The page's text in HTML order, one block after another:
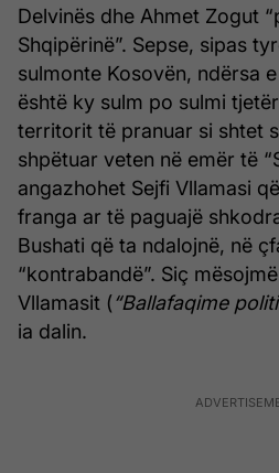
Delvinës dhe Ahmet Zogut
Shqipërinë”. Sepse, sipas
sulmonte Kosovën, ndërsa
është ky sulm po sulmi
territorit të pranuar si shtet
shpëtuar veten në emër të
angazhohet Sejfi Vllamasi
franga ar të paguajë
Bushati që ta ndalojnë, në
“kontrabandë”. Siç
Vllamasit (“Ballafaqime
ia dalin.